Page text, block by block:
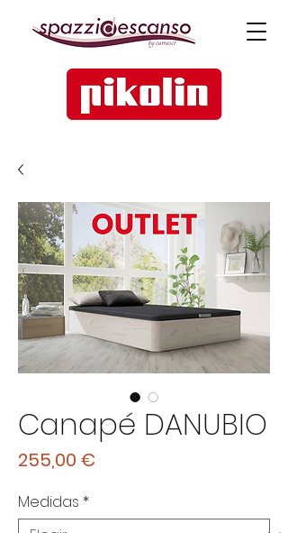
Canapé DANUBIO
255,00 €
Medidas *